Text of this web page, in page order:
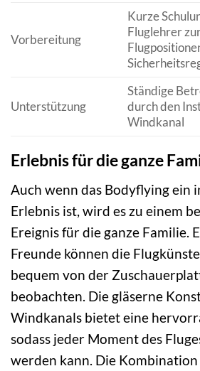
Vorbereitung
Kurze
Fluglehrer
Unterstützung
Ständige
durch den
Windkanal
Erlebnis für die ganze
Auch wenn das Bodyflying ein
Erlebnis ist, wird es zu einem
Ereignis für die ganze Familie.
Freunde können die
bequem von der
beobachten. Die gläserne
Windkanals bietet eine
sodass jeder Moment des
werden kann. Die Kombination